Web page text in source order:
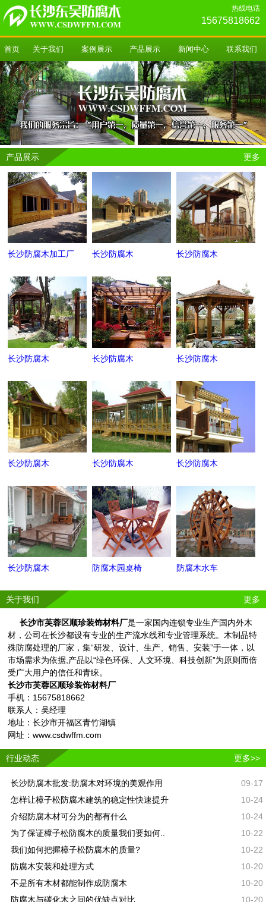
热线电话
15675818662
首页 关于我们 案例展示 产品展示 新闻中心 联系我们
产品展示 更多
长沙防腐木加工厂 长沙防腐木 长沙防腐木
长沙防腐木 长沙防腐木 长沙防腐木
长沙防腐木 长沙防腐木 长沙防腐木
长沙防腐木 防腐木园桌椅 防腐木水车
关于我们 更多
长沙市芙蓉区顺珍装饰材料厂是一家国内连锁专业生产国内外木
材，公司在长沙都设有专业的生产流水线和专业管理系统。木制品特
殊防腐处理的厂家，集“研发、设计、生产、销售、安装”于一体，以
市场需求为依据,产品以“绿色环保、人文环境、科技创新”为原则而倍
受广大用户的信任和青睐。
长沙市芙蓉区顺珍装饰材料厂
手机：15675818662
联系人：吴经理
地址：长沙市开福区青竹湖镇
网址：www.csdwffm.com
行业动态 更多>>
长沙防腐木批发:防腐木对环境的美观作用
09-17
怎样让樟子松防腐木建筑的稳定性快速提升
10-24
介绍防腐木材可分为的都有什么
10-24
为了保证樟子松防腐木的质量我们要如何..
10-22
我们如何把握樟子松防腐木的质量?
10-22
防腐木安装和处理方式
10-20
不是所有木材都能制作成防腐木
10-20
防腐木与碳化木之间的优缺点对比
10-20